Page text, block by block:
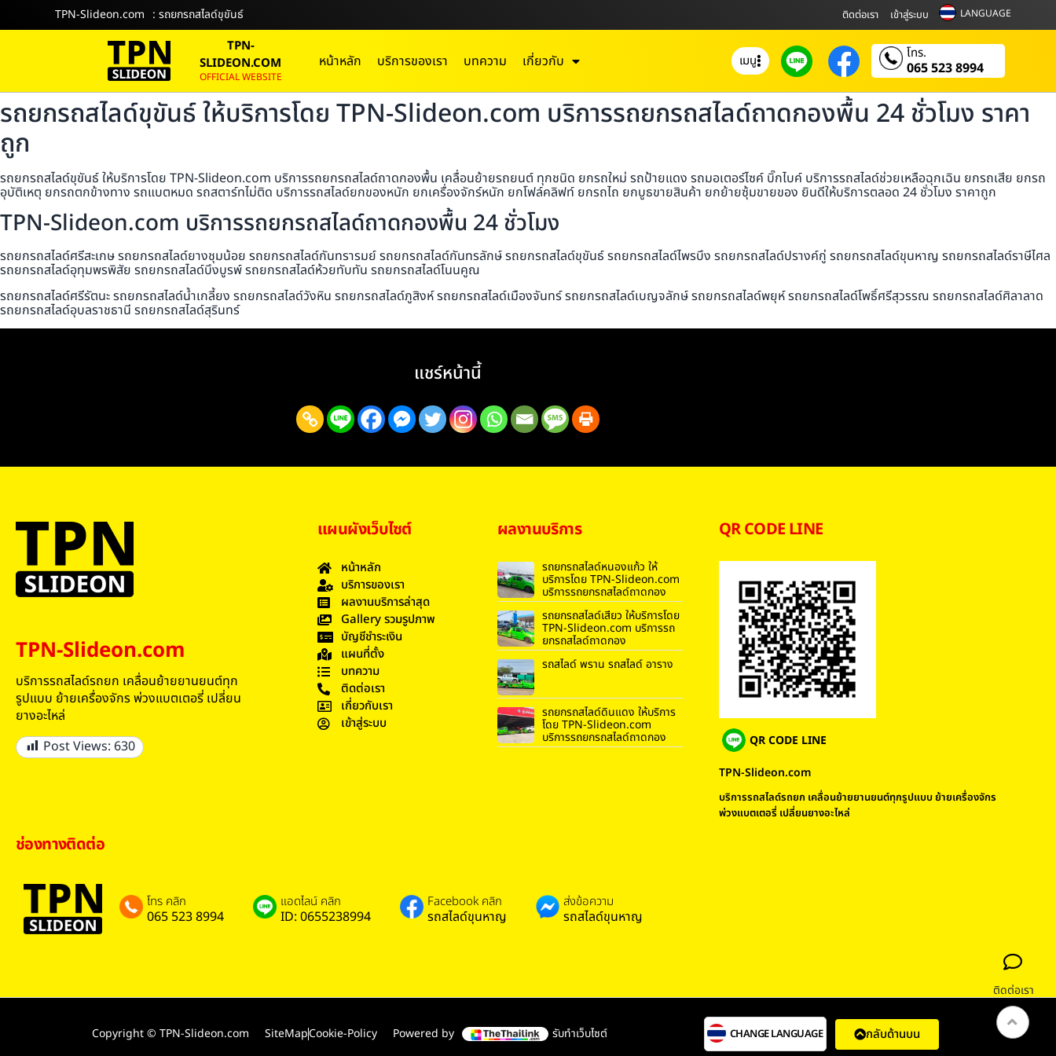
TPN-Slideon.com : รถยกรถสไลด์ขุขันธ์ ติดต่อเรา เข้าสู่ระบบ LANGUAGE
TPN-
SLIDEON.COM
OFFICIAL WEBSITE
หน้าหลัก บริการของเรา บทความ เกี่ยวกับ เมนู โทร.
065 523 8994
รถยกรถสไลด์ขุขันธ์ ให้บริการโดย TPN-Slideon.com บริการรถยกรถสไลด์ถาดกองพื้น 24 ชั่วโมง ราคา
ถูก
รถยกรถสไลด์ขุขันธ์ ให้บริการโดย TPN-Slideon.com บริการรถยกรถสไลด์ถาดกองพื้น เคลื่อนย้ายรถยนต์ ทุกชนิด ยกรถใหม่ รถป้ายแดง รถมอเตอร์ไซค์ บิ๊กไบค์ บริการรถสไลด์ช่วยเหลือฉุกเฉิน ยกรถเสีย ยกรถ
อุบัติเหตุ ยกรถตกข้างทาง รถแบตหมด รถสตาร์ทไม่ติด บริการรถสไลด์ยกของหนัก ยกเครื่องจักร์หนัก ยกโฟล์คลิฟท์ ยกรถไถ ยกบูธขายสินค้า ยกย้ายซุ้มขายของ ยินดีให้บริการตลอด 24 ชั่วโมง ราคาถูก
TPN-Slideon.com บริการรถยกรถสไลด์ถาดกองพื้น 24 ชั่วโมง
รถยกรถสไลด์ศรีสะเกษ รถยกรถสไลด์ยางชุมน้อย รถยกรถสไลด์กันทรารมย์ รถยกรถสไลด์กันทรลักษ์ รถยกรถสไลด์ขุขันธ์ รถยกรถสไลด์ไพรบึง รถยกรถสไลด์ปรางค์กู่ รถยกรถสไลด์ขุนหาญ รถยกรถสไลด์ราษีไศล
รถยกรถสไลด์อุทุมพรพิสัย รถยกรถสไลด์บึงบูรพ์ รถยกรถสไลด์ห้วยทับทัน รถยกรถสไลด์โนนคูณ
รถยกรถสไลด์ศรีรัตนะ รถยกรถสไลด์น้ำเกลี้ยง รถยกรถสไลด์วังหิน รถยกรถสไลด์ภูสิงห์ รถยกรถสไลด์เมืองจันทร์ รถยกรถสไลด์เบญจลักษ์ รถยกรถสไลด์พยุห์ รถยกรถสไลด์โพธิ์ศรีสุวรรณ รถยกรถสไลด์ศิลาลาด
รถยกรถสไลด์อุบลราชธานี รถยกรถสไลด์สุรินทร์
แชร์หน้านี้
TPN-Slideon.com
บริการรถสไลด์รถยก เคลื่อนย้ายยานยนต์ทุก
รูปแบบ ย้ายเครื่องจักร พ่วงแบตเตอรี่ เปลี่ยน
ยางอะไหล่
Post Views: 630
แผนผังเว็บไซต์
หน้าหลัก
บริการของเรา
ผลงานบริการล่าสุด
Gallery รวมรูปภาพ
บัญชีชำระเงิน
แผนที่ตั้ง
บทความ
ติดต่อเรา
เกี่ยวกับเรา
เข้าสู่ระบบ
ผลงานบริการ
รถยกรถสไลด์หนองแก้ว ให้
บริการโดย TPN-Slideon.com
บริการรถยกรถสไลด์ถาดกอง
รถยกรถสไลด์เสียว ให้บริการโดย
TPN-Slideon.com บริการรถ
ยกรถสไลด์ถาดกอง
รถสไลด์ พราน รถสไลด์ อาราง
รถยกรถสไลด์ดินแดง ให้บริการ
โดย TPN-Slideon.com
บริการรถยกรถสไลด์ถาดกอง
QR CODE LINE
QR CODE LINE
TPN-Slideon.com
บริการรถสไลด์รถยก เคลื่อนย้ายยานยนต์ทุกรูปแบบ ย้ายเครื่องจักร
พ่วงแบตเตอรี่ เปลี่ยนยางอะไหล่
ช่องทางติดต่อ
โทร คลิก
065 523 8994
แอดไลน์ คลิก
ID: 0655238994
Facebook คลิก
รถสไลด์ขุนหาญ
ส่งข้อความ
รถสไลด์ขุนหาญ
Copyright © TPN-Slideon.com SiteMapCookie-Policy Powered by รับทำเว็บไซต์ CHANGE LANGUAGE กลับด้านบน
ติดต่อเรา